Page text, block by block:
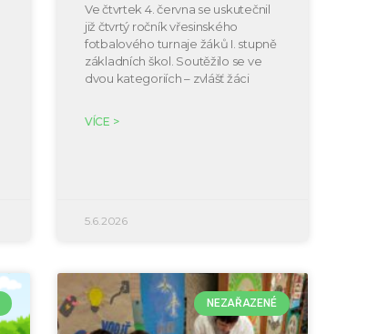
Ve čtvrtek 4. června se uskutečnil
již čtvrtý ročník vřesinského
fotbalového turnaje žáků I. stupně
základních škol. Soutěžilo se ve
dvou kategoriích – zvlášť žáci
VÍCE >
5.6.2026
NEZAŘAZENÉ